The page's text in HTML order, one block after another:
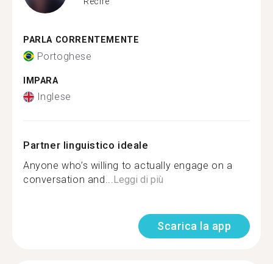
PARLA CORRENTEMENTE
Portoghese
IMPARA
Inglese
Partner linguistico ideale
Anyone who’s willing to actually engage on a
conversation and...Leggi di più
Scarica la app